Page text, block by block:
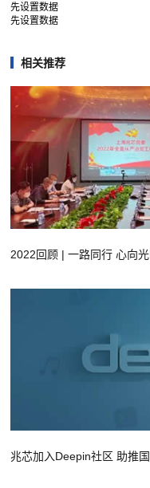
先设置数据
先设置数据
相关推荐
2022回顾 | 一路同行 心向
兆芯加入Deepin社区 助推